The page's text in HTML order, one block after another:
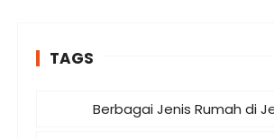
TAGS
Berbagai Jenis Rumah di